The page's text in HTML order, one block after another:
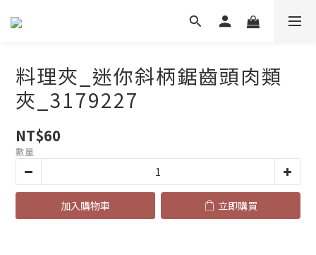
料理夾_迷你斜柄鋸齒頭肉類
夾_3179227
NT$60
數量
加入購物車 立即購買